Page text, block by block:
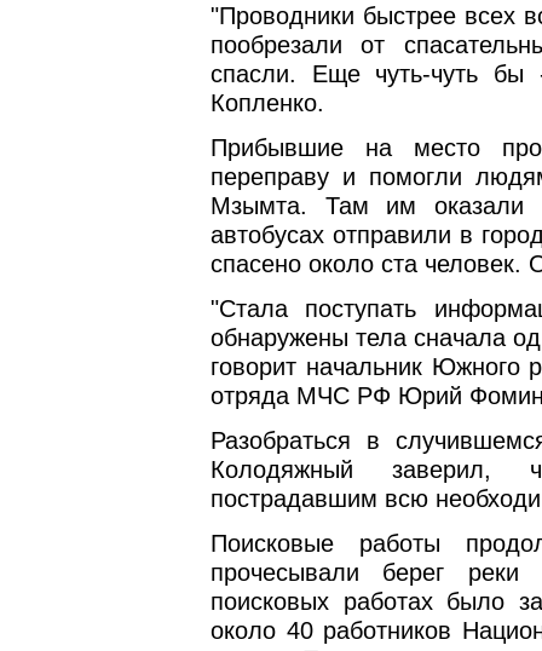
"Проводники быстрее всех
пообрезали от
спасли. Еще чуть-чуть
Копленко.
Прибывшие на место
переправу и помогли
Мзымта. Там им оказали
автобусах отправили в
спасено около ста человек.
"Стала поступать
обнаружены тела сначала
говорит начальник Южного
отряда МЧС РФ Юрий
Разобраться в
Колодяжный заверил,
пострадавшим всю
Поисковые работы
прочесывали берег
поисковых работах было
около 40 работников